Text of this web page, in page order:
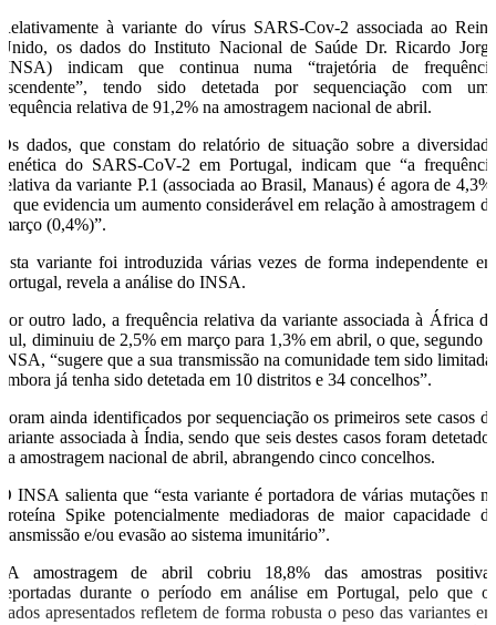
Relativamente à variante do vírus SARS-Cov-2 associada ao Reino
Unido, os dados do Instituto Nacional de Saúde Dr. Ricardo Jorge
(INSA) indicam que continua numa “trajetória de frequência
ascendente”, tendo sido detetada por sequenciação com uma
frequência relativa de 91,2% na amostragem nacional de abril.
Os dados, que constam do relatório de situação sobre a diversidade
genética do SARS-CoV-2 em Portugal, indicam que “a frequência
relativa da variante P.1 (associada ao Brasil, Manaus) é agora de 4,3%,
o que evidencia um aumento considerável em relação à amostragem de
março (0,4%)”.
Esta variante foi introduzida várias vezes de forma independente em
Portugal, revela a análise do INSA.
Por outro lado, a frequência relativa da variante associada à África do
Sul, diminuiu de 2,5% em março para 1,3% em abril, o que, segundo o
INSA, “sugere que a sua transmissão na comunidade tem sido limitada,
embora já tenha sido detetada em 10 distritos e 34 concelhos”.
Foram ainda identificados por sequenciação os primeiros sete casos da
variante associada à Índia, sendo que seis destes casos foram detetados
na amostragem nacional de abril, abrangendo cinco concelhos.
O INSA salienta que “esta variante é portadora de várias mutações na
proteína Spike potencialmente mediadoras de maior capacidade de
transmissão e/ou evasão ao sistema imunitário”.
“A amostragem de abril cobriu 18,8% das amostras positivas
reportadas durante o período em análise em Portugal, pelo que os
dados apresentados refletem de forma robusta o peso das variantes em